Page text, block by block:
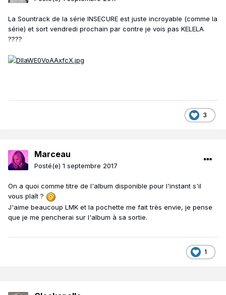
La Sountrack de la série INSECURE est juste incroyable (comme la
série) et sort vendredi prochain par contre je vois pas KELELA
????
3
Marceau
Posté(e) 1 septembre 2017
On a quoi comme titre de l'album disponible pour l'instant s'il
vous plaît ?
J'aime beaucoup LMK et la pochette me fait très envie, je pense
que je me pencherai sur l'album à sa sortie.
1